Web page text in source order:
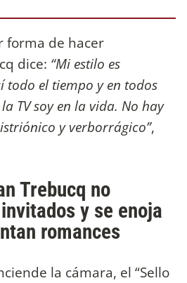
forma de hacer
dice: “Mi estilo es
todo el tiempo y en todos
TV soy en la vida. No hay
y verborrágico”,
Trebucq no
y se enoja
romances
la cámara, el “Sello